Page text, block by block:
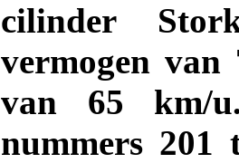
cilinder
vermogen van
van 65 km/
nummers 201